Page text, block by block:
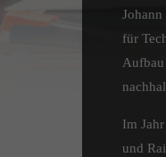
für
Aufbau
Im
und